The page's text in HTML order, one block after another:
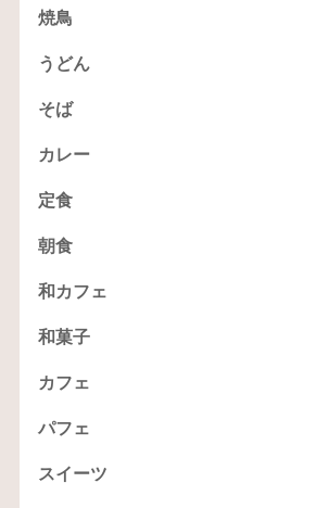
焼鳥
うどん
そば
カレー
定食
朝食
和カフェ
和菓子
カフェ
パフェ
スイーツ